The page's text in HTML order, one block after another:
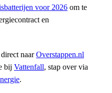
voor 2026 om te
en
naarOverstappen.nl
bij Vattenfall, stap over via
.